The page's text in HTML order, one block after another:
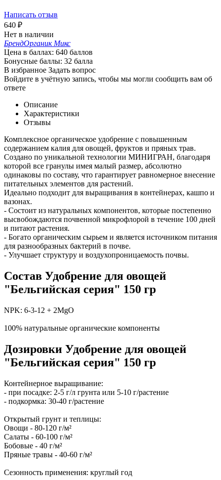
Написать отзыв
640 ₽
Нет в наличии
БрендОрганик Микс
Цена в баллах: 640 баллов
Бонусные баллы: 32 балла
В избранное Задать вопрос
Войдите в учётную запись, чтобы мы могли сообщить вам об
ответе
Описание
Характеристики
Отзывы
Комплексное органическое удобрение с повышенным
содержанием калия для овощей, фруктов и пряных трав.
Создано по уникальной технологии МИНИГРАН, благодаря
которой все гранулы имея малый размер, абсолютно
одинаковы по составу, что гарантирует равномерное внесение
питательных элементов для растений.
Идеально подходит для выращивания в контейнерах, кашпо и
вазонах.
- Состоит из натуральных компонентов, которые постепенно
высвобождаются почвенной микрофлорой в течение 100 дней
и питают растения.
- Богато органическим сырьем и является источником питания
для разнообразных бактерий в почве.
- Улучшает структуру и воздухопроницаемость почвы.
Состав Удобрение для овощей
"Бельгийская серия" 150 гр
NPK: 6-3-12 + 2MgO
100% натуральные органические компоненты
Дозировки Удобрение для овощей
"Бельгийская серия" 150 гр
Контейнерное выращивание:
- при посадке: 2-5 г/л грунта или 5-10 г/растение
- подкормка: 30-40 г/растение
Открытый грунт и теплицы:
Овощи - 80-120 г/м²
Салаты - 60-100 г/м²
Бобовые - 40 г/м²
Пряные травы - 40-60 г/м²
Сезонность применения: круглый год